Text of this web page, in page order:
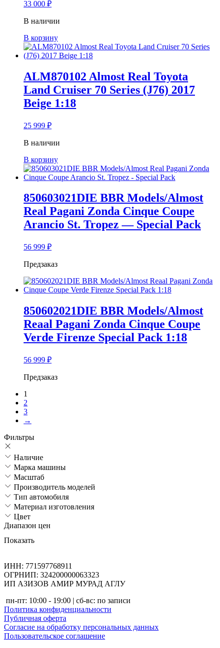
33 000 ₽
В наличии
В корзину
ALM870102 Almost Real Toyota
Land Cruiser 70 Series (J76) 2017
Beige 1:18
25 999 ₽
В наличии
В корзину
850603021DIE BBR Models/Almost
Real Pagani Zonda Cinque Coupe
Arancio St. Tropez — Special Pack
56 999 ₽
Предзаказ
850602021DIE BBR Models/Almost
Reaal Pagani Zonda Cinque Coupe
Verde Firenze Special Pack 1:18
56 999 ₽
Предзаказ
1
2
3
→
Фильтры
Наличие
Марка машины
Масштаб
Производитель моделей
Тип автомобиля
Материал изготовления
Цвет
Диапазон цен
Показать
ИНН: 771597768911
ОГРНИП: 324200000063323
ИП АЗИЗОВ АМИР МУРАД АГЛУ
пн-пт: 10:00 - 19:00 | сб-вс: по записи
Политика конфиденциальности
Публичная оферта
Согласие на обработку персональных данных
Пользовательское соглашение